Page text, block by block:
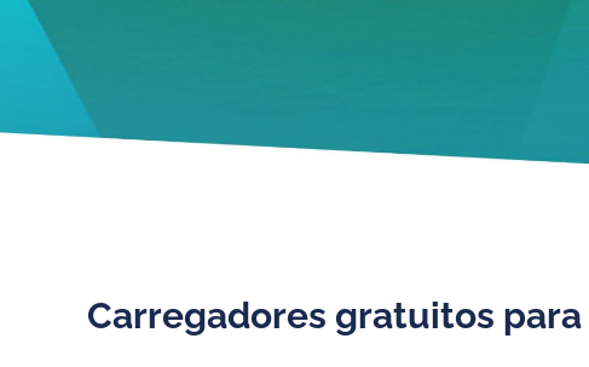
Carregadores gratuitos